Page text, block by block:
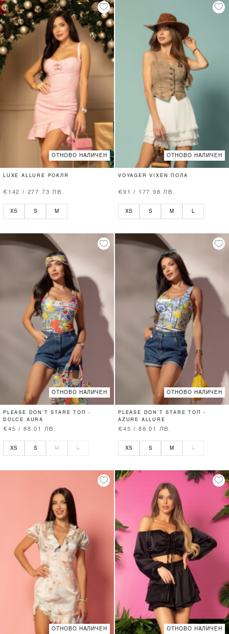
ОТНОВО НАЛИЧЕН
LUXE ALLURE РОКЛЯ
€142 / 277.73 ЛВ.
XS S M
ОТНОВО НАЛИЧЕН
VOYAGER VIXEN ПОЛА
€91 / 177.98 ЛВ.
XS S M L
ОТНОВО НАЛИЧЕН
PLEASE DON’T STARE ТОП -
DOLCE AURA
€45 / 88.01 ЛВ.
XS S M L
ОТНОВО НАЛИЧЕН
PLEASE DON’T STARE ТОП -
AZURE ALLURE
€45 / 88.01 ЛВ.
XS S M L
ОТНОВО НАЛИЧЕН ОТНОВО НАЛИЧЕН